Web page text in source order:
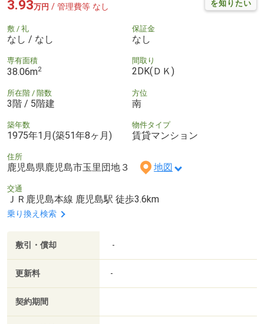
を知りたい
3.93万円 / 管理費等 なし
敷 / 礼
なし / なし
保証金
なし
専有面積
38.06m2
間取り
2DK(ＤＫ)
所在階 / 階数
3階 / 5階建
方位
南
築年数
1975年1月(築51年8ヶ月)
物件タイプ
賃貸マンション
住所
鹿児島県鹿児島市玉里団地３ 地図
交通
ＪＲ鹿児島本線 鹿児島駅 徒歩3.6km
乗り換え検索
敷引・償却 -
更新料 -
契約期間